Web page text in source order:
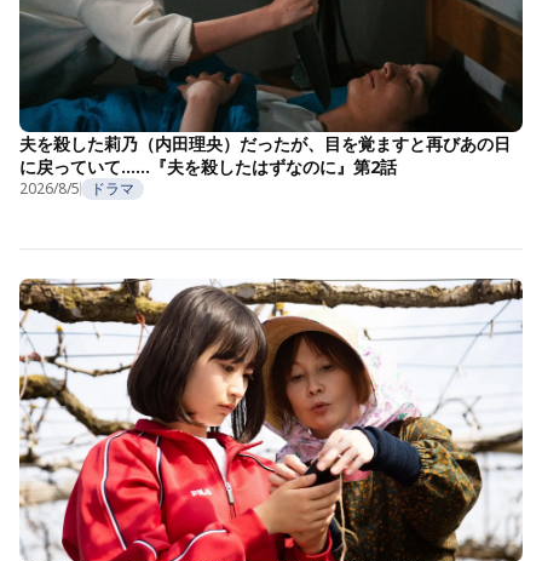
夫を殺した莉乃（内田理央）だったが、目を覚ますと再びあの日
に戻っていて……『夫を殺したはずなのに』第2話
2026/8/5 ドラマ